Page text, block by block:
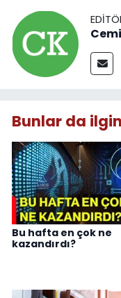
Bunlar da
Bu hafta en çok ne
kazandırdı?